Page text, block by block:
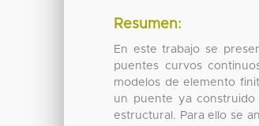
Resumen:
En este trabajo se
puentes curvos
modelos de elemento
un puente ya
estructural. Para ello se